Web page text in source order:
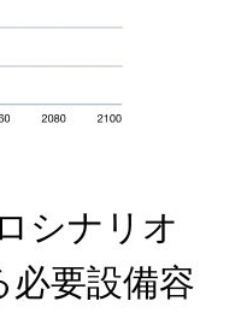
シナリオ
必要設備容